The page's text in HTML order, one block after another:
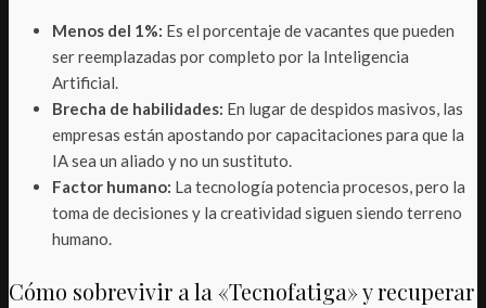
Menos del 1%: Es el porcentaje de vacantes que pueden
ser reemplazadas por completo por la Inteligencia
Artificial.
Brecha de habilidades: En lugar de despidos masivos, las
empresas están apostando por capacitaciones para que la
IA sea un aliado y no un sustituto.
Factor humano: La tecnología potencia procesos, pero la
toma de decisiones y la creatividad siguen siendo terreno
humano.
Cómo sobrevivir a la «Tecnofatiga» y recuperar